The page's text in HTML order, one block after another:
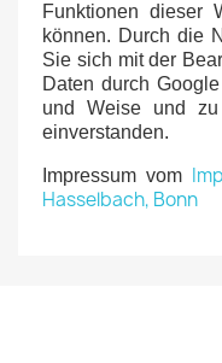
Funktionen dieser
können. Durch die
Sie sich mit der
Daten durch
und Weise und
einverstanden.
Impressum vom
Hasselbach, Bonn